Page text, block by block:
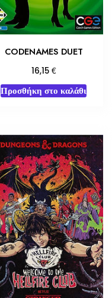
CODENAMES DUET
16,15 €
Προσθήκη στο καλάθι